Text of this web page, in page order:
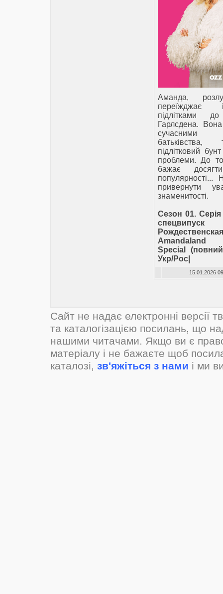
Аманда,
переїжджає
підлітками
Гарлсдена.
сучасними
підлітковий
проблеми. До
бажає
привернути
знаменитості.
Сезон 01.
Special
Укр/Рос|
15.01.2026
Сайт не надає електронні версії
та каталогізацією посилань, що
нашими читачами. Якщо ви є
матеріалу і не бажаєте щоб
каталозі, зв'яжіться з нами і ми